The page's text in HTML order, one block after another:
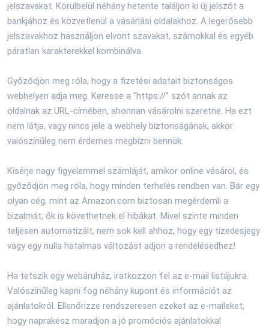
jelszavakat. Körülbelül néhány hetente találjon ki új jelszót a
bankjához és közvetlenül a vásárlási oldalakhoz. A legerősebb
jelszavakhoz használjon elvont szavakat, számokkal és egyéb
páratlan karakterekkel kombinálva.
Győződjön meg róla, hogy a fizetési adatait biztonságos
webhelyen adja meg. Keresse a "https://" szót annak az
oldalnak az URL-címében, ahonnan vásárolni szeretne. Ha ezt
nem látja, vagy nincs jele a webhely biztonságának, akkor
valószínűleg nem érdemes megbízni bennük.
Kísérje nagy figyelemmel számláját, amikor online vásárol, és
győződjön meg róla, hogy minden terhelés rendben van. Bár egy
olyan cég, mint az Amazon.com biztosan megérdemli a
bizalmát, ők is követhetnek el hibákat. Mivel szinte minden
teljesen automatizált, nem sok kell ahhoz, hogy egy tizedesjegy
vagy egy nulla hatalmas változást adjon a rendelésedhez!
Ha tetszik egy webáruház, iratkozzon fel az e-mail listájukra.
Valószínűleg kapni fog néhány kupont és információt az
ajánlatokról. Ellenőrizze rendszeresen ezeket az e-maileket,
hogy naprakész maradjon a jó promóciós ajánlatokkal